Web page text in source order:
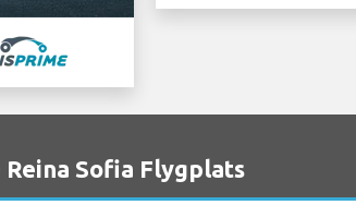
Sofia Flygplats